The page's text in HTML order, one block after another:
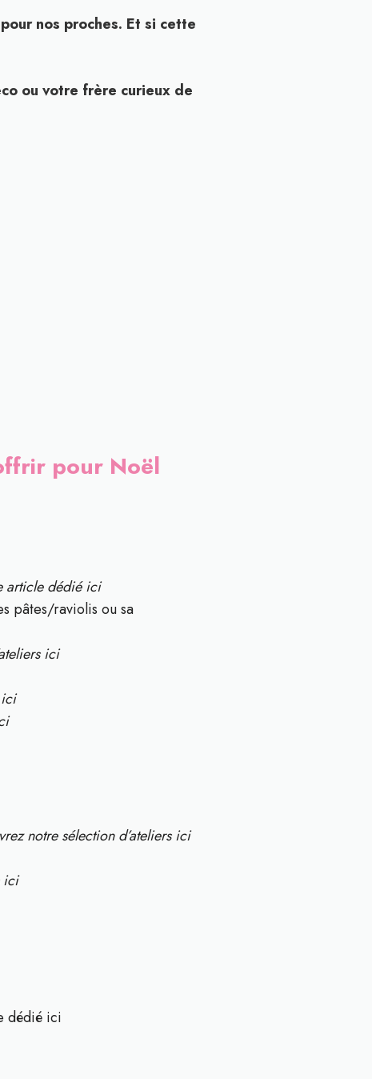
nos proches. Et si cette
ou votre frère curieux de
pour Noël
article dédié ici
pâtes/raviolis ou sa
ici
notre sélection d’ateliers ici
ici
dédié ici